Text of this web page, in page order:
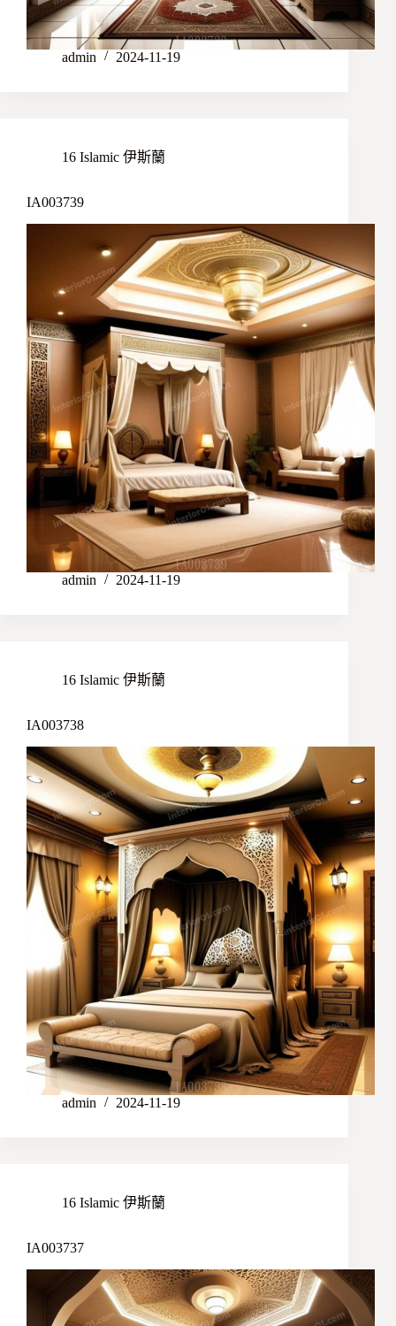
admin 2024-11-19
16 Islamic 伊斯蘭
IA003739
admin 2024-11-19
16 Islamic 伊斯蘭
IA003738
admin 2024-11-19
16 Islamic 伊斯蘭
IA003737